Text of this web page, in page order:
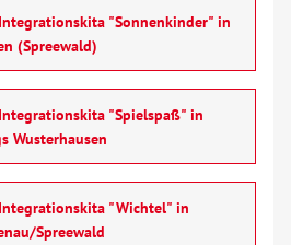
"Sonnenkinder" in
(Spreewald)
"Spielspaß" in
Wusterhausen
"Wichtel" in
Spreewald